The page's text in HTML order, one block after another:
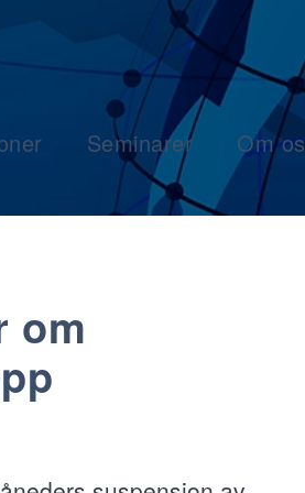
Seminarer Om
om